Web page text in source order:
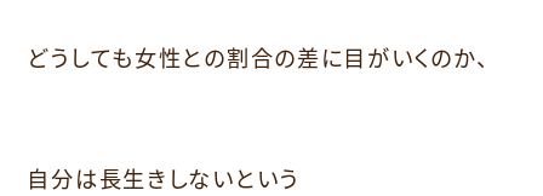
どうしても女性との割合の差に目がいくのか、
自分は長生きしないという